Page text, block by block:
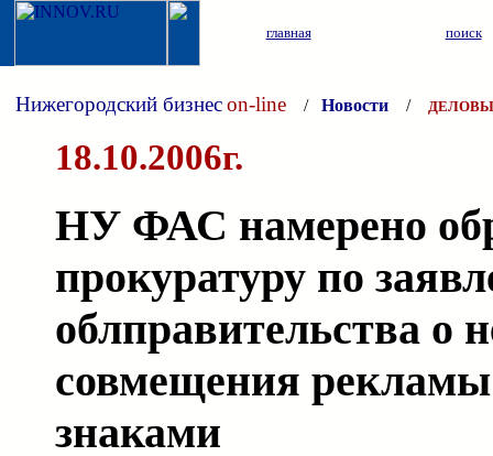
главная поиск
Нижегородский бизнесon-line / Новости /
18.10.2006г.
НУ ФАС намерено
прокуратуру по
облправительства о
совмещения
знаками